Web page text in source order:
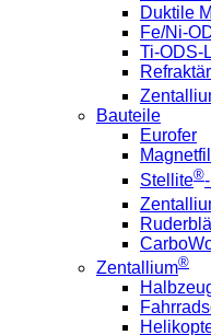
Duktile
Fe/Ni-
Ti-ODS-
Bauteile
Eurofer
Stellite®
Zentallium®